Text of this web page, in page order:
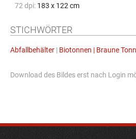
72 dpi: 183 x 122 cm
STICHWÖRTER
Abfallbehälter | Biotonnen | Braune
Download des Bildes erst nach Login